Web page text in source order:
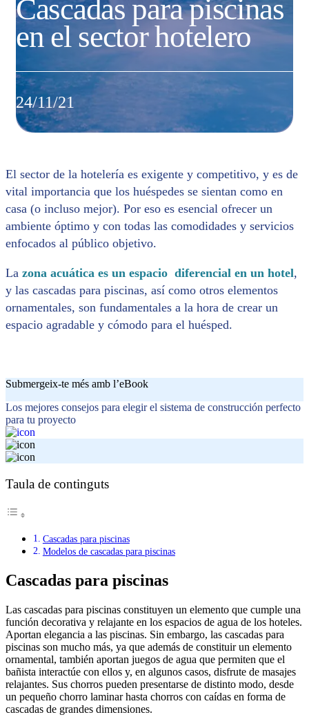
Cascadas para piscinas
en el sector hotelero
24/11/21
El sector de la hotelería es exigente y competitivo, y es de
vital importancia que los huéspedes se sientan como en
casa (o incluso mejor). Por eso es esencial ofrecer un
ambiente óptimo y con todas las comodidades y servicios
enfocados al público objetivo.
La zona acuática es un espacio diferencial en un hotel,
y las cascadas para piscinas, así como otros elementos
ornamentales, son fundamentales a la hora de crear un
espacio agradable y cómodo para el huésped.
Submergeix-te més amb l’eBook
Los mejores consejos para elegir el sistema de construcción perfecto
para tu proyecto
Taula de continguts
Cascadas para piscinas
Modelos de cascadas para piscinas
Cascadas para piscinas
Las cascadas para piscinas constituyen un elemento que cumple una
función decorativa y relajante en los espacios de agua de los hoteles.
Aportan elegancia a las piscinas. Sin embargo, las cascadas para
piscinas son mucho más, ya que además de constituir un elemento
ornamental, también aportan juegos de agua que permiten que el
bañista interactúe con ellos y, en algunos casos, disfrute de masajes
relajantes. Sus chorros pueden presentarse de distinto modo, desde
un pequeño chorro laminar hasta chorros con caídas en forma de
cascadas de grandes dimensiones.